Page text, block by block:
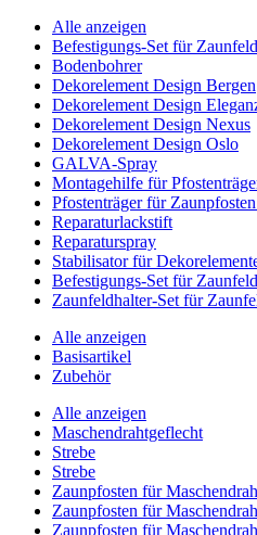
Alle anzeigen
Befestigungs-Set für
Bodenbohrer
Dekorelement Design Bergen
Dekorelement Design
Dekorelement Design Nexus
Dekorelement Design Oslo
GALVA-Spray
Montagehilfe für
Pfostenträger für
Reparaturlackstift
Reparaturspray
Stabilisator für
Befestigungs-Set für
Zaunfeldhalter-Set für
Alle anzeigen
Basisartikel
Zubehör
Alle anzeigen
Maschendrahtgeflecht
Strebe
Strebe
Zaunpfosten für
Zaunpfosten für
Zaunpfosten für